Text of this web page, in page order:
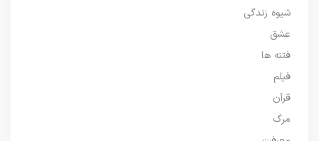
شیوه زندگی
عشق
فتنه ها
فیلم
قرآن
مرگ